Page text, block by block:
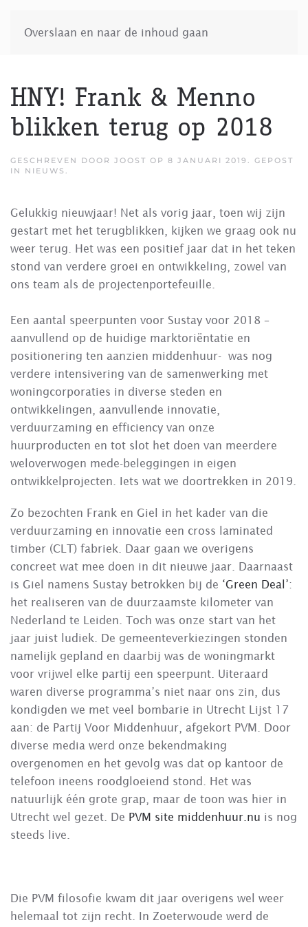
Overslaan en naar de inhoud gaan
HNY! Frank & Menno
blikken terug op 2018
GESCHREVEN DOOR JOOST OP 8 JANUARI 2019 . GEPOST
IN NIEUWS .
Gelukkig nieuwjaar! Net als vorig jaar, toen wij zijn
gestart met het terugblikken, kijken we graag ook nu
weer terug. Het was een positief jaar dat in het teken
stond van verdere groei en ontwikkeling, zowel van
ons team als de projectenportefeuille.
Een aantal speerpunten voor Sustay voor 2018 –
aanvullend op de huidige marktoriëntatie en
positionering ten aanzien middenhuur- was nog
verdere intensivering van de samenwerking met
woningcorporaties in diverse steden en
ontwikkelingen, aanvullende innovatie,
verduurzaming en efficiency van onze
huurproducten en tot slot het doen van meerdere
weloverwogen mede-beleggingen in eigen
ontwikkelprojecten. Iets wat we doortrekken in 2019.
Zo bezochten Frank en Giel in het kader van die
verduurzaming en innovatie een cross laminated
timber (CLT) fabriek. Daar gaan we overigens
concreet wat mee doen in dit nieuwe jaar. Daarnaast
is Giel namens Sustay betrokken bij de ‘Green Deal’:
het realiseren van de duurzaamste kilometer van
Nederland te Leiden. Toch was onze start van het
jaar juist ludiek. De gemeenteverkiezingen stonden
namelijk gepland en daarbij was de woningmarkt
voor vrijwel elke partij een speerpunt. Uiteraard
waren diverse programma’s niet naar ons zin, dus
kondigden we met veel bombarie in Utrecht Lijst 17
aan: de Partij Voor Middenhuur, afgekort PVM. Door
diverse media werd onze bekendmaking
overgenomen en het gevolg was dat op kantoor de
telefoon ineens roodgloeiend stond. Het was
natuurlijk één grote grap, maar de toon was hier in
Utrecht wel gezet. De PVM site middenhuur.nu is nog
steeds live.
Die PVM filosofie kwam dit jaar overigens wel weer
helemaal tot zijn recht. In Zoeterwoude werd de